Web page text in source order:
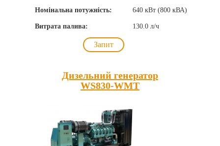
Номінальна потужність: 640 кВт (800 кВА)
Витрата палива: 130.0 л/ч
Запит
Дизельний генератор
WS830-WMT